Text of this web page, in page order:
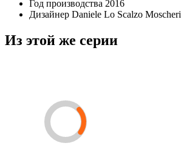
Год производства 2016
Дизайнер Daniele Lo Scalzo Moscheri
Из этой же серии